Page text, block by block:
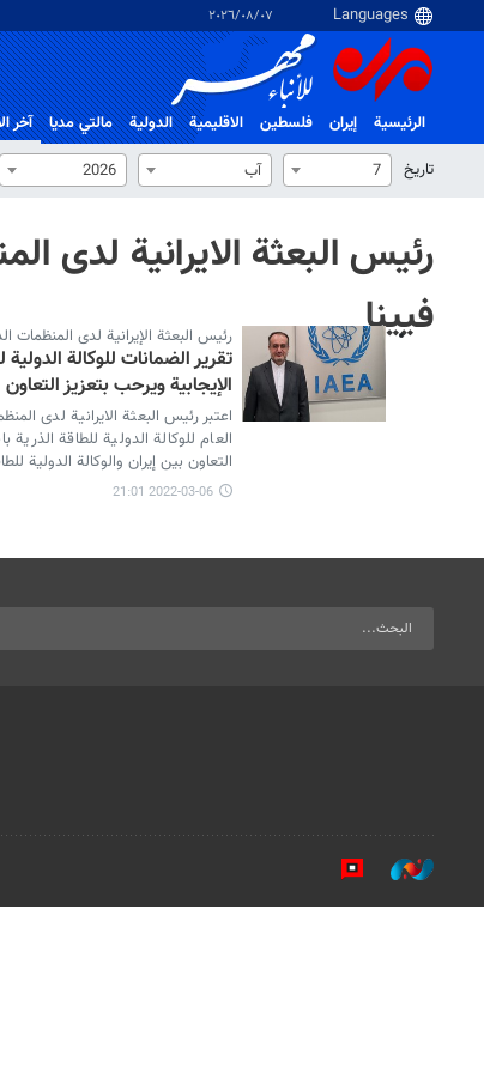
٠٧‏/٠٨‏/٢٠٢٦
الرئيسية إيران فلسطین الاقلیمیة الدولية مالتي مدیا
آخر
تاریخ
7 آب 2026
رئيس البعثة الايرانية لدى
فيينا
رئيس البعثة الإيرانية لدى المنظمات
تقرير الضمانات للوكالة
الإيجابية ويرحب بتعزيز التعاون
اعتبر رئيس البعثة الايرانية لدى
العام للوكالة الدولية للطاقة
التعاون بين إيران والوكالة الدولية
2022-03-06 21:01